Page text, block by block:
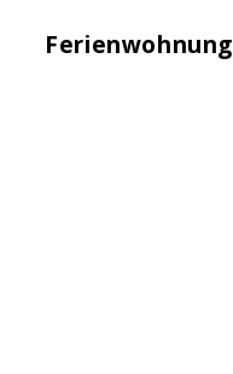
Ferienwohnung